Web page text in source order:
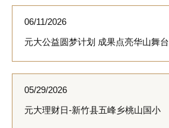
06/11/2026
元大公益圆梦计划 成果点亮华山舞台
05/29/2026
元大理财日-新竹县五峰乡桃山国小